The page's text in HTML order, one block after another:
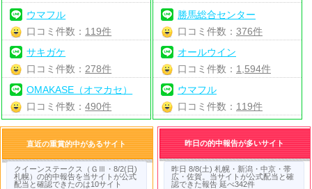
ウマフル
口コミ件数： 119件
サキガケ
口コミ件数： 278件
OMAKASE（オマカセ）
口コミ件数：490件
勝馬総合センター
口コミ件数： 376件
オールウイン
口コミ件数： 1,594件
ウマフル
口コミ件数： 119件
直近の重賞的中があるサイト
クイーンステークス（ＧⅢ・8/2(日)
札幌）の的中報告を当サイトが公式
配当と確認できたのは10サイト
昨日の的中報告が多いサイト
昨日 8/8(土) 札幌・新潟・中京・帯
広・佐賀。当サイトが公式配当と確
認できた報告 延べ342件